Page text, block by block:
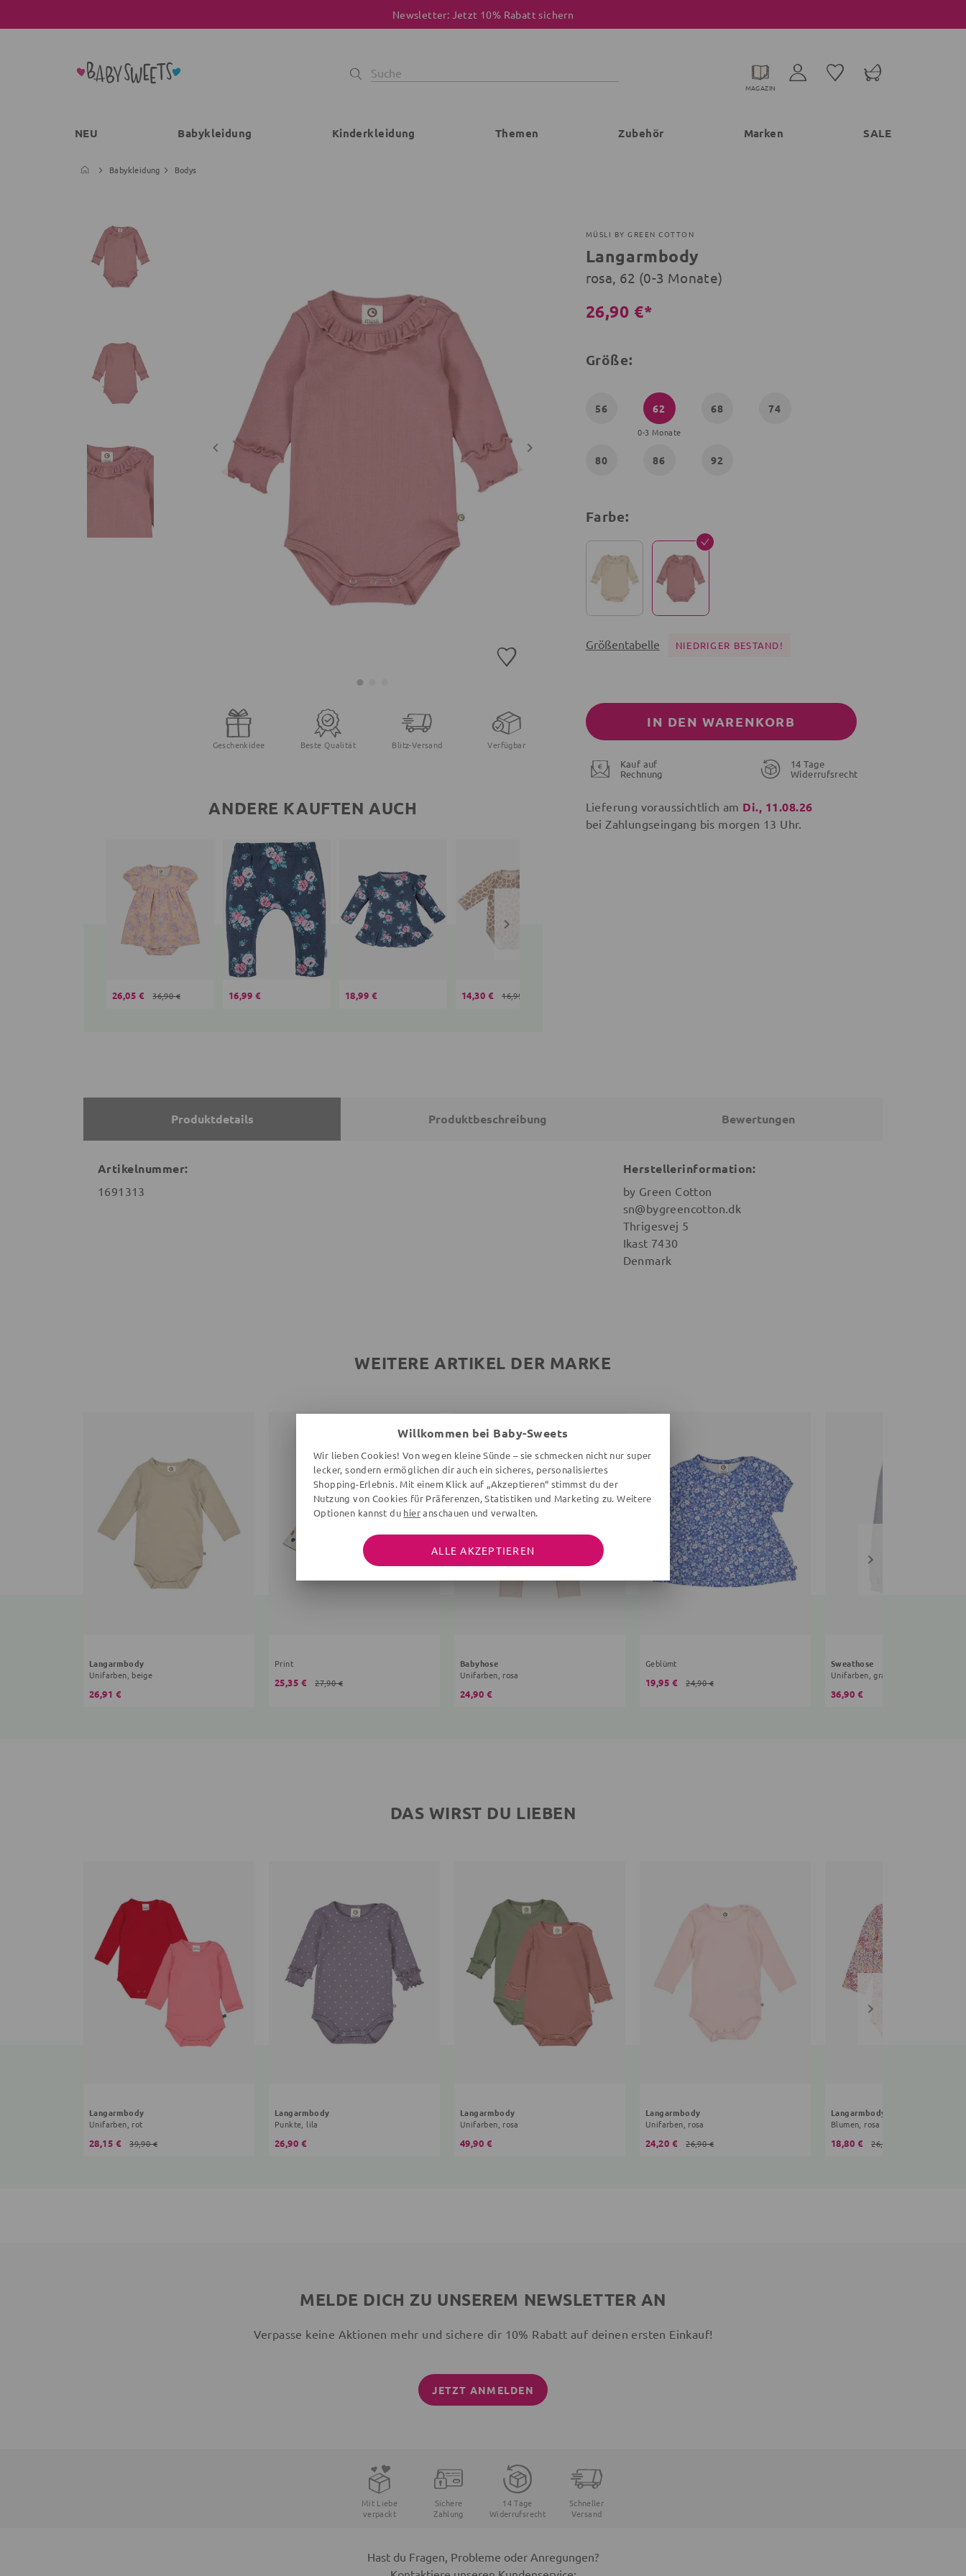
Newsletter: Jetzt 10% Rabatt sichern
MAGAZIN
NEU Babykleidung Kinderkleidung Themen Zubehör Marken SALE
Babykleidung Bodys
Geschenkidee Beste Qualität Blitz-Versand Verfügbar
ANDERE KAUFTEN AUCH
26,05 € 36,90 € 16,99 € 18,99 € 14,30 € 16,99 €
MÜSLI BY GREEN COTTON
Langarmbody
rosa, 62 (0-3 Monate)
26,90 €*
Größe:
56 62
0-3 Monate
68 74
80 86 92
Farbe:
Größentabelle NIEDRIGER BESTAND!
IN DEN WARENKORB
Kauf auf
Rechnung
14 Tage
Widerrufsrecht
Lieferung voraussichtlich am Di., 11.08.26
bei Zahlungseingang bis morgen 13 Uhr.
Produktdetails Produktbeschreibung Bewertungen
Artikelnummer:
1691313
Herstellerinformation:
by Green Cotton
sn@bygreencotton.dk
Thrigesvej 5
Ikast 7430
Denmark
WEITERE ARTIKEL DER MARKE
Langarmbody
Unifarben, beige
26,91 €
Print
25,35 € 27,90 €
Babyhose
Unifarben, rosa
24,90 €
Geblümt
19,95 € 24,90 €
Sweathose
Unifarben, grau
36,90 €
DAS WIRST DU LIEBEN
Langarmbody
Unifarben, rot
28,15 € 39,90 €
Langarmbody
Punkte, lila
26,90 €
Langarmbody
Unifarben, rosa
49,90 €
Langarmbody
Unifarben, rosa
24,20 € 26,90 €
Langarmbody
Blumen, rosa
18,80 € 26,90 €
MELDE DICH ZU UNSEREM NEWSLETTER AN
Verpasse keine Aktionen mehr und sichere dir 10% Rabatt auf deinen ersten Einkauf!
JETZT ANMELDEN
Mit Liebe
verpackt
Sichere
Zahlung
14 Tage
Widerrufsrecht
Schneller
Versand
Hast du Fragen, Probleme oder Anregungen?
Willkommen bei Baby-Sweets
Wir lieben Cookies! Von wegen kleine Sünde – sie schmecken nicht nur super
lecker, sondern ermöglichen dir auch ein sicheres, personalisiertes
Shopping-Erlebnis. Mit einem Klick auf „Akzeptieren“ stimmst du der
Nutzung von Cookies für Präferenzen, Statistiken und Marketing zu. Weitere
Optionen kannst du hieranschauen und verwalten.
ALLE AKZEPTIEREN